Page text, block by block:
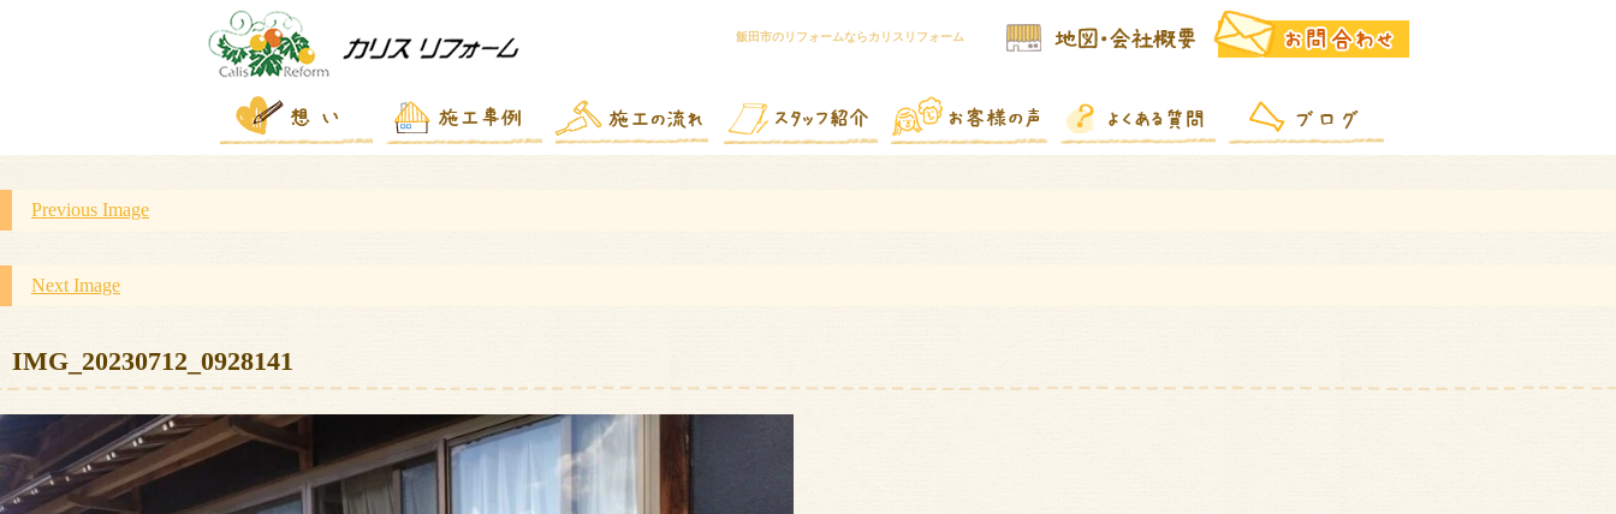
飯田市のリフォームならカリスリフォーム
Previous Image
Next Image
IMG_20230712_0928141